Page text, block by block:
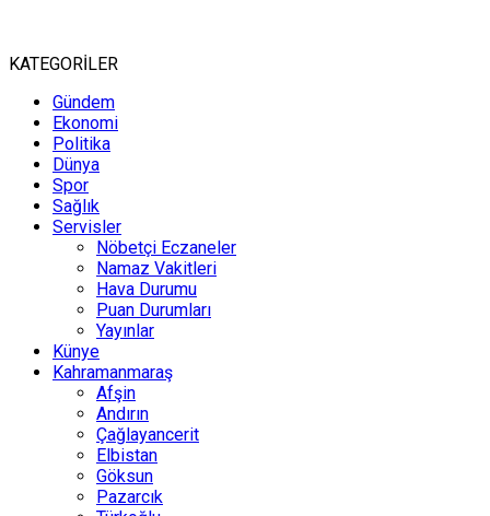
KATEGORİLER
Gündem
Ekonomi
Politika
Dünya
Spor
Sağlık
Servisler
Nöbetçi Eczaneler
Namaz Vakitleri
Hava Durumu
Puan Durumları
Yayınlar
Künye
Kahramanmaraş
Afşin
Andırın
Çağlayancerit
Elbistan
Göksun
Pazarcık